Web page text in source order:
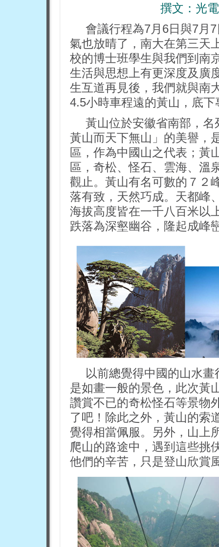
撰文： 光
會議行程為7月6日與7月
氣也放晴了，南大在第三天
校的博士班學生與我們到南
生活與思想上有更深度及廣
生互道再見後，我們就與南
4.5小時車程遠的黃山，底
黃山位於安徽省南部，
黃山而天下無山」的美譽，
區，作為中國山之代表；黃
區，奇松、怪石、雲海、溫
觀止。黃山有名可數的７２
落有致，天然巧成。天都峰
海拔高度皆在一千八百米以
跌落為深壑幽谷，隆起成峰
以前總覺得中國的山水
是如畫一般的景色，此次黃
讚賞不已的奇松怪石等景物
了吧！除此之外，黃山的索
覺得相當佩服。另外，山上
爬山的路途中，遇到這些挑
他們的辛苦，只是登山欣賞